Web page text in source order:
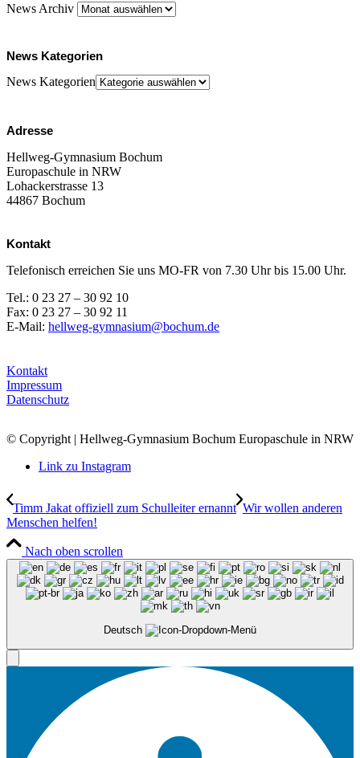
News Archiv
News Kategorien
News Kategorien
Adresse
Hellweg-Gymnasium Bochum
Europaschule in NRW
Lohackerstrasse 13
44867 Bochum
Kontakt
Telefonisch erreichen Sie uns MO-FR von 7.30 Uhr bis 15.00 Uhr.
Tel.: 0 23 27 – 30 92 10
Fax: 0 23 27 – 30 92 11
E-Mail: hellweg-gymnasium@bochum.de
Kontakt
Impressum
Datenschutz
© Copyright | Hellweg-Gymnasium Bochum Europaschule in NRW
Link zu Instagram
Timm Jakat offiziell zum Schulleiter ernannt Wir wollen anderen
Menschen helfen!
Nach oben scrollen
Deutsch